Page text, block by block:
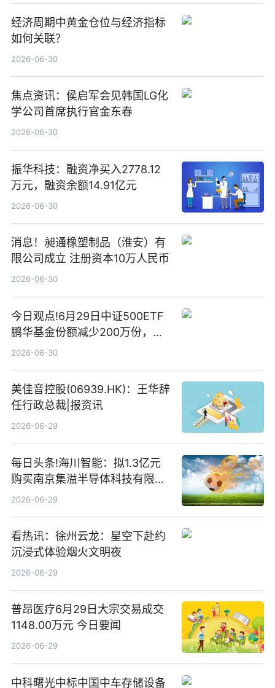
经济周期中黄金仓位与经济指标
如何关联？
2026-06-30
焦点资讯：侯启军会见韩国LG化
学公司首席执行官金东春
2026-06-30
振华科技：融资净买入2778.12
万元，融资余额14.91亿元
2026-06-30
消息！昶通橡塑制品（淮安）有
限公司成立 注册资本10万人民币
2026-06-30
今日观点!6月29日中证500ETF
鹏华基金份额减少200万份，重
仓股亨通光电、赤峰黄金、佰维
2026-06-30
美佳音控股(06939.HK)：王华辞
任行政总裁|报资讯
2026-06-29
每日头条!海川智能：拟1.3亿元
购买南京集溢半导体科技有限公
司15.3%股权
2026-06-29
看热讯：徐州云龙：星空下赴约
沉浸式体验烟火文明夜
2026-06-29
普昂医疗6月29日大宗交易成交
1148.00万元 今日要闻
2026-06-29
中科曙光中标中国中车存储设备